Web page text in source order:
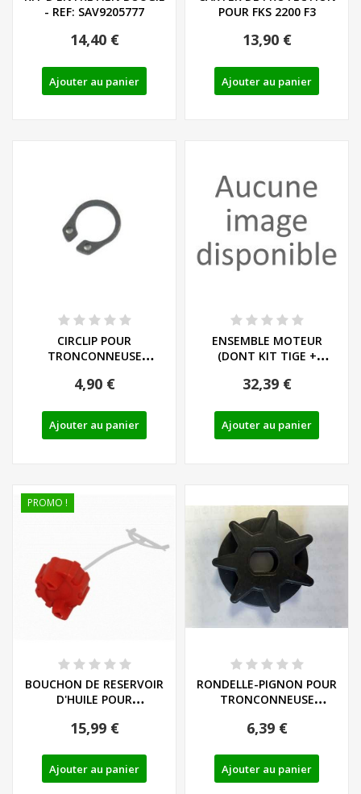
- REF: SAV9205777
14,40 €
Ajouter au panier
POUR FKS 2200 F3
13,90 €
Ajouter au panier
CIRCLIP POUR
TRONCONNEUSE
REF:...
4,90 €
Ajouter au panier
ENSEMBLE MOTEUR
(DONT KIT TIGE +
DE...
32,39 €
Ajouter au panier
PROMO !
BOUCHON DE RESERVOIR
D'HUILE POUR
PARKSIDE...
15,99 €
Ajouter au panier
RONDELLE-PIGNON POUR
TRONCONNEUSE
6,39 €
Ajouter au panier